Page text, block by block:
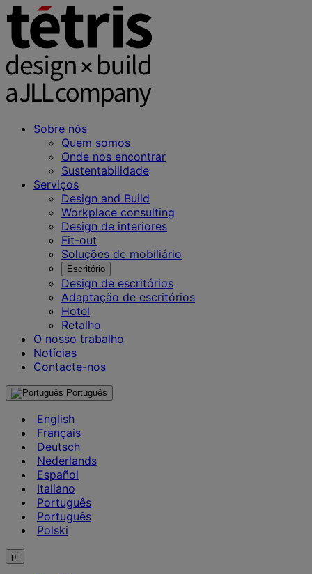
Sobre nós
Quem somos
Onde nos encontrar
Sustentabilidade
Serviços
Design and Build
Workplace consulting
Design de interiores
Fit-out
Soluções de mobiliário
Escritório
Design de escritórios
Adaptação de escritórios
Hotel
Retalho
O nosso trabalho
Notícias
Contacte-nos
Português
English
Français
Deutsch
Nederlands
Español
Italiano
Português
Português
Polski
pt